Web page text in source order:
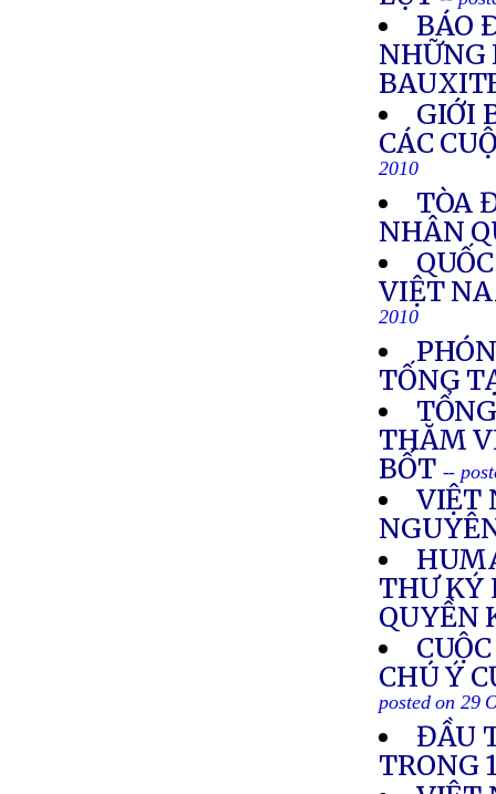
BÁO
NHỮNG
GIỚI
CÁC
2010
TÒA
NHÂN
VIỆT
2010
TỐNG
THĂM
BỐT --
VIỆT
THƯ KÝ
QUYỀN
CHÚ Ý
posted on 29
ĐẦU
TRONG